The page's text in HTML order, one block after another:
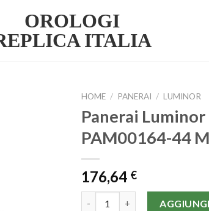
OROLOGI
ITALIA
HOME / PANERAI / LUMINOR
Panerai
PAM00164-44
176,64 €